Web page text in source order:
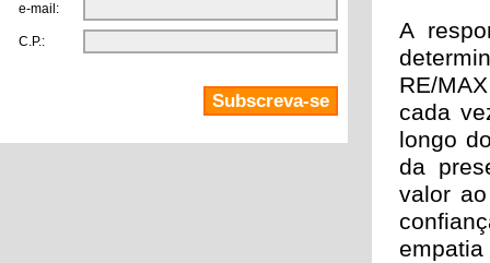
e-mail:
C.P.:
A
RE/
cada
longo
da
valor
empatia